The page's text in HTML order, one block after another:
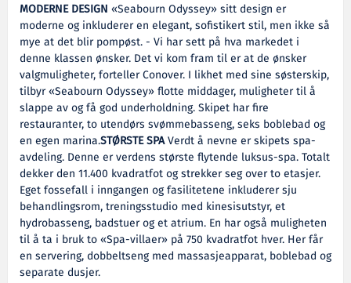
MODERNE DESIGN «Seabourn Odyssey» sitt design er
moderne og inkluderer en elegant, sofistikert stil, men ikke så
mye at det blir pompøst. - Vi har sett på hva markedet i
denne klassen ønsker. Det vi kom fram til er at de ønsker
valgmuligheter, forteller Conover. I likhet med sine søsterskip,
tilbyr «Seabourn Odyssey» flotte middager, muligheter til å
slappe av og få god underholdning. Skipet har fire
restauranter, to utendørs svømmebasseng, seks boblebad og
en egen marina.STØRSTE SPAVerdt å nevne er skipets spa-
avdeling. Denne er verdens største flytende luksus-spa. Totalt
dekker den 11.400 kvadratfot og strekker seg over to etasjer.
Eget fossefall i inngangen og fasilitetene inkluderer sju
behandlingsrom, treningsstudio med kinesisutstyr, et
hydrobasseng, badstuer og et atrium. En har også muligheten
til å ta i bruk to «Spa-villaer» på 750 kvadratfot hver. Her får
en servering, dobbeltseng med massasjeapparat, boblebad og
separate dusjer.